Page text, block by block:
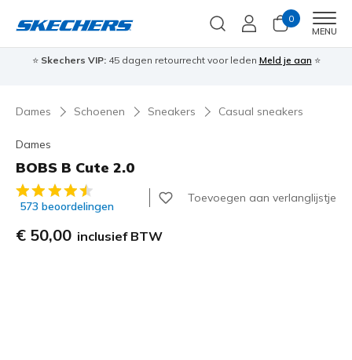
0
MENU
⭐ Skechers VIP:45 dagen retourrecht voor leden Meld je aan ⭐
Dames Schoenen Sneakers Casual sneakers
Dames
BOBS B Cute 2.0
5 van de 5 klantbeoordelingen
573 beoordelingen
Toevoegen aan verlanglijstje
€ 50,00 inclusief BTW